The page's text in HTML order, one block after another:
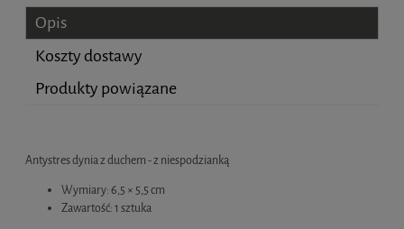
Opis
Koszty dostawy
Cena nie zawiera ewentualnych kosztów płatności
Produkty powiązane
Antystres dynia z duchem - z niespodzianką
Wymiary: 6,5 × 5,5 cm
Zawartość: 1 sztuka